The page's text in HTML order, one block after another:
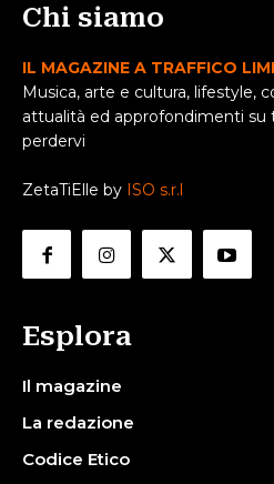
Chi siamo
IL MAGAZINE A TRAFFICO
Musica, arte e cultura, lifestyle,
attualità ed approfondimenti
perdervi
ZetaTiElle by ISO s.r.l
Esplora
Il magazine
La redazione
Codice Etico